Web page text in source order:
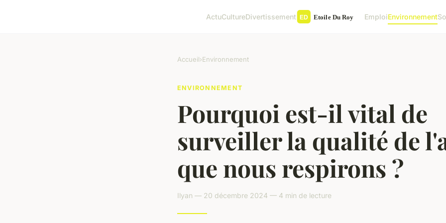
ActuCultureDivertissement EmploiEnvironnement
Accueil›Environnement
ENVIRONNEMENT
Pourquoi est-il vital de
surveiller la qualité de
que nous respirons ?
Ilyan — 20 décembre 2024 — 4 min de lecture